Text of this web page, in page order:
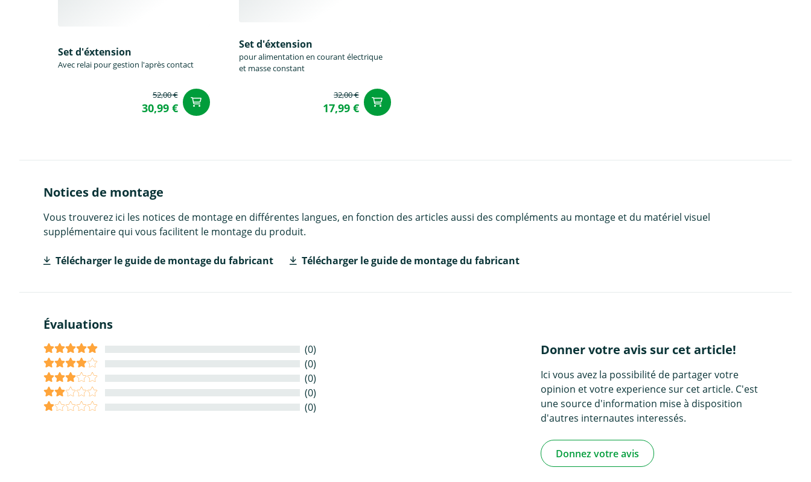
Set d'éxtension
Avec relai pour gestion l'après contact
52,00 €
30,99 €
Set d'éxtension
pour alimentation en courant électrique
et masse constant
32,00 €
17,99 €
Notices de montage
Vous trouverez ici les notices de montage en différentes langues, en fonction des articles aussi des compléments au montage et du matériel visuel
supplémentaire qui vous facilitent le montage du produit.
Télécharger le guide de montage du fabricant Télécharger le guide de montage du fabricant
Évaluations
(0)
(0)
(0)
(0)
(0)
Donner votre avis sur cet article!
Ici vous avez la possibilité de partager votre
opinion et votre experience sur cet article. C'est
une source d'information mise à disposition
d'autres internautes interessés.
Donnez votre avis